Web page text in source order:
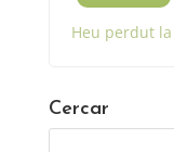
Heu perdut
Cercar